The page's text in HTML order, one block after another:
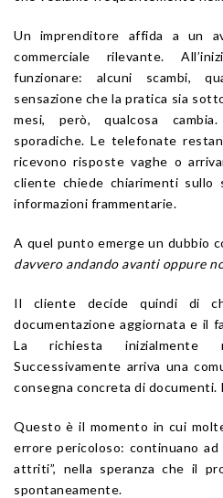
Un imprenditore affida a un
commerciale rilevante.
funzionare: alcuni scambi,
sensazione che la pratica sia
mesi, però, qualcosa
sporadiche. Le telefonate
ricevono risposte vaghe o
cliente chiede chiarimenti sullo
informazioni frammentarie.
A quel punto emerge un dubbio
davvero andando avanti oppure
Il cliente decide quindi di
documentazione aggiornata e il
La richiesta inizialmente
Successivamente arriva una
consegna concreta di documenti.
Questo è il momento in cui
errore pericoloso: continuano
attriti”, nella speranza che il
spontaneamente.